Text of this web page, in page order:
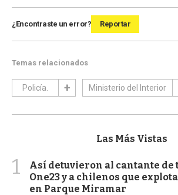
¿Encontraste un error? Reportar
Temas relacionados
Policía. Ministerio del Interior
Las Más Vistas
1
Así detuvieron al cantante de
One23 y a chilenos que
en Parque Miramar